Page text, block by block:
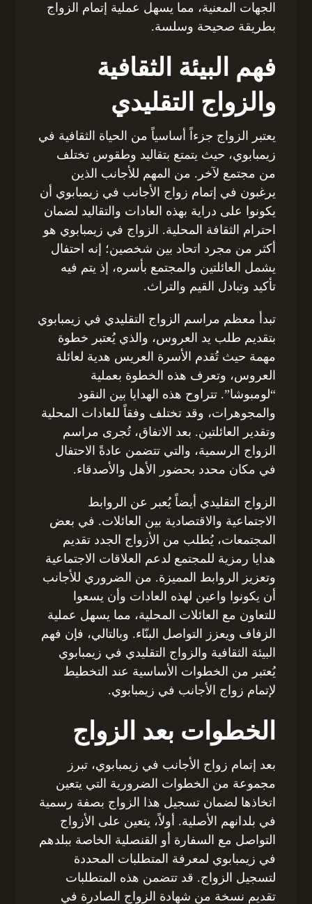
الجهات المعنية، مما يسهل عملية إتمام الزواج
بطريقة صحيحة وسلسة.
فهم البيئة الثقافية
والزواج التقليدي
يعتبر الزواج جزءاً أساسياً من الحياة الثقافية في
زيمبابوي، حيث يتمتع بتقاليد وطقوس تختلف
من مجتمع لآخر. من المهم للأجانب الذين
يرغبون في إتمام زواج الأجانب في زيمبابوي أن
يكونوا على دراية بهذه العادات والتقاليد لضمان
احترام الثقافة المحلية. الزواج في زيمبابوي هو
أكثر من مجرد اتحاد بين شخصين؛ إنه احتفال
يشمل العائلتين والمجتمع بأسره، إذ يتم فيه
تأكيد وتبادل القيم والتراث.
تبدأ معظم مراسم الزواج التقليدي في زيمبابوي
بتقديم طلب يد العروس، والذي يُعتبر خطوة
مهمة حيث تُقدم الأسرة العريس هدية لعائلة
العروس، وتعرف هذه الخطوة بعملية
“لومبوشا”. تتراوح هذه الهدايا بين النقود
والمجوهرات، وقد تختلف وفقاً للعادات المحلية
وتقدير العائلتين. بعد الاتفاق، تُجرى مراسم
الزواج الرسمية، والتي تتضمن عادةً الاحتفال
في مكان محدد بحضور الأهل والأصدقاء.
الزواج التقليدي أيضاً يُعبر عن الروابط
الاجتماعية والاقتصادية بين العائلات. في بعض
المجتمعات، يُطلب من الأزواج الجدد تقديم
هدايا رمزية للمجتمع لدعم العلاقات الاجتماعية
وتعزيز الروابط المميزة. من الضروري للأجانب
أن يكونوا واعين لهذه العادات وأن يسعوا
للتعاون مع العائلات المحلية، مما يسهل عملية
الزفاف ويعزز التواصل البنّاء. وبالتالي، فإن فهم
البيئة الثقافية والزواج التقليدي في زيمبابوي
يُعتبر من الخطوات الأساسية عند التخطيط
لإتمام زواج الأجانب في زيمبابوي.
الخطوات بعد الزواج
بعد إتمام زواج الأجانب في زيمبابوي، تبرز
مجموعة من الخطوات الضرورية التي يتعين
اتخاذها لضمان تسجيل هذا الزواج بصفة رسمية
في بلدانهم الأصلية. أولاً، يتعين على الأزواج
التواصل مع السفارة أو القنصلية الخاصة ببلدهم
في زيمبابوي لمعرفة المتطلبات المحددة
لتسجيل الزواج. قد تتضمن هذه المتطلبات
تقديم نسخة من شهادة الزواج الصادرة في